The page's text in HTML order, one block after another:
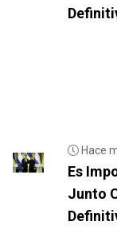
Hace
Es
Junto